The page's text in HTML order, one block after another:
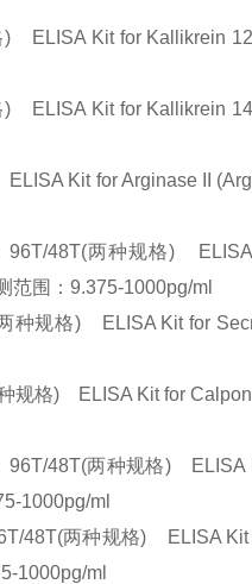
ELISA Kit for Kallikrein
ELISA Kit for Kallikrein
Kit for Arginase II
48T(两种规格) ELISA
范围：9.375-1000pg/ml
规格) ELISA Kit for
规格) ELISA Kit for
48T(两种规格) ELISA
1000pg/ml
48T(两种规格) ELISA Kit
1000pg/ml